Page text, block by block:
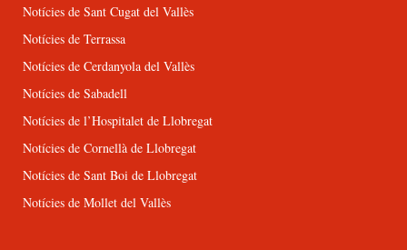
Notícies de Sant Cugat del Vallès
Notícies de Terrassa
Notícies de Cerdanyola del Vallès
Notícies de Sabadell
Notícies de l’Hospitalet de Llobregat
Notícies de Cornellà de Llobregat
Notícies de Sant Boi de Llobregat
Notícies de Mollet del Vallès